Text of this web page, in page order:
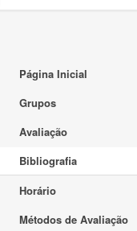
Página Inicial
Grupos
Avaliação
Bibliografia
Horário
Métodos de Avaliação